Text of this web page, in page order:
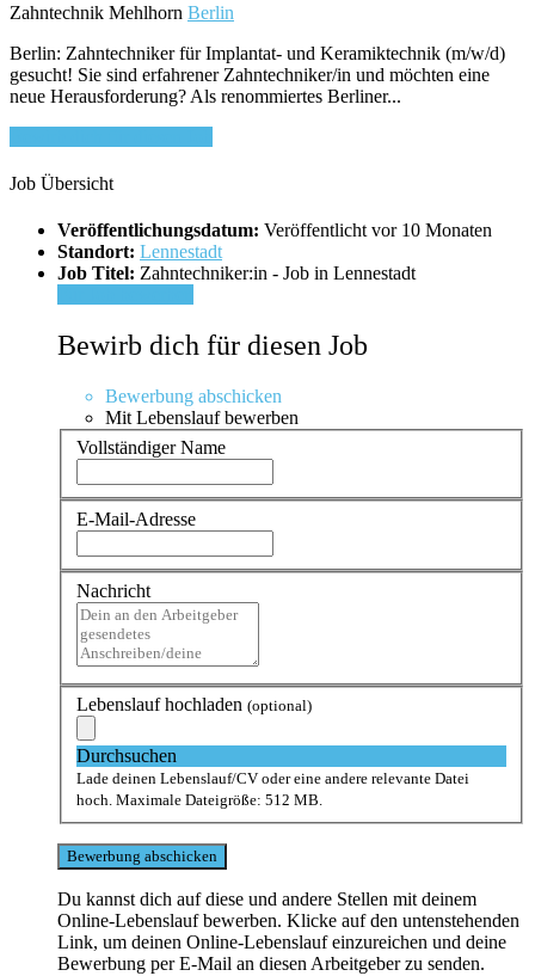
Zahntechnik Mehlhorn Berlin
Berlin: Zahntechniker für Implantat- und Keramiktechnik (m/w/d)
gesucht! Sie sind erfahrener Zahntechniker/in und möchten eine
neue Herausforderung? Als renommiertes Berliner...
Job Übersicht
Veröffentlichungsdatum: Veröffentlicht vor 10 Monaten
Standort: Lennestadt
Job Titel: Zahntechniker:in - Job in Lennestadt
Bewirb dich für diesen Job
Bewerbung abschicken
Mit Lebenslauf bewerben
Vollständiger Name
E-Mail-Adresse
Nachricht
Lebenslauf hochladen (optional)
Durchsuchen
Lade deinen Lebenslauf/CV oder eine andere relevante Datei
hoch. Maximale Dateigröße: 512 MB.
Du kannst dich auf diese und andere Stellen mit deinem
Online-Lebenslauf bewerben. Klicke auf den untenstehenden
Link, um deinen Online-Lebenslauf einzureichen und deine
Bewerbung per E-Mail an diesen Arbeitgeber zu senden.